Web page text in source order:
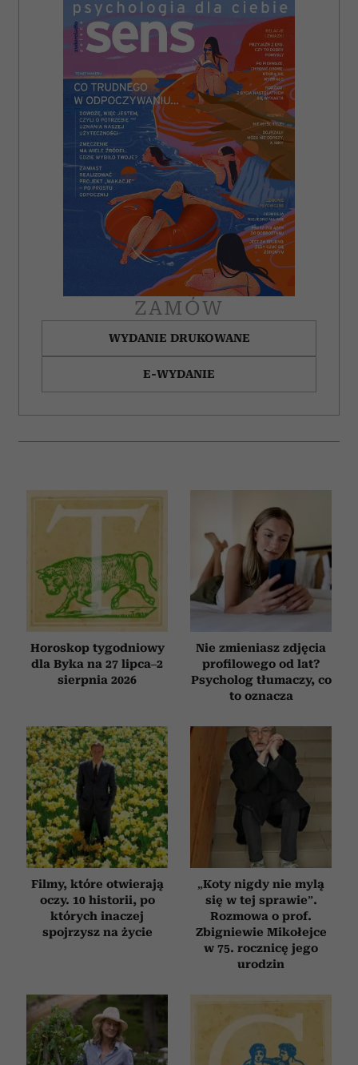
i reklam, aby oferować funkcje społecznościowe i
analizować ruch w naszej witrynie. Informacje o tym, jak
korzystasz z naszej witryny, udostępniamy partnerom
społecznościowym, reklamowym i analitycznym.
Partnerzy mogą połączyć te informacje z innymi danymi
otrzymanymi od Ciebie lub uzyskanymi podczas
korzystania z ich usług.
ZAMÓW
WYDANIE DRUKOWANE
E-WYDANIE
Horoskop tygodniowy
dla Byka na 27 lipca–2
sierpnia 2026
Nie zmieniasz zdjęcia
profilowego od lat?
Psycholog tłumaczy, co
to oznacza
Filmy, które otwierają
oczy. 10 historii, po
których inaczej
spojrzysz na życie
„Koty nigdy nie mylą
się w tej sprawie”.
Rozmowa o prof.
Zbigniewie Mikołejce
w 75. rocznicę jego
urodzin